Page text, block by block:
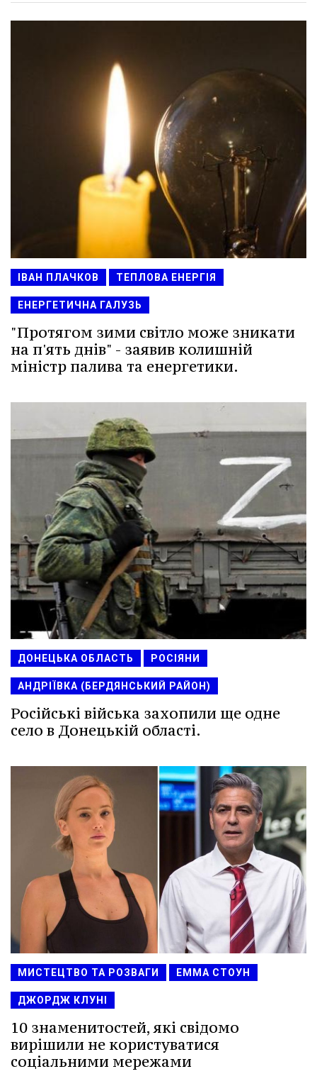
ІВАН ПЛАЧКОВ ТЕПЛОВА ЕНЕРГІЯ
ЕНЕРГЕТИЧНА ГАЛУЗЬ
"Протягом зими світло може зникати
на п'ять днів" - заявив колишній
міністр палива та енергетики.
ДОНЕЦЬКА ОБЛАСТЬ РОСІЯНИ
АНДРІЇВКА (БЕРДЯНСЬКИЙ РАЙОН)
Російські війська захопили ще одне
село в Донецькій області.
МИСТЕЦТВО ТА РОЗВАГИ ЕММА СТОУН
ДЖОРДЖ КЛУНІ
10 знаменитостей, які свідомо
вирішили не користуватися
соціальними мережами